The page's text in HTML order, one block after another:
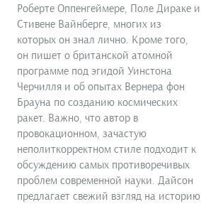
Роберте Оппенгеймере, Поле Дираке и
Стивене Вайнберге, многих из
которых он знал лично. Кроме того,
он пишет о британской атомной
программе под эгидой Уинстона
Черчилля и об опытах Вернера фон
Брауна по созданию космических
ракет. Важно, что автор в
провокационном, зачастую
неполиткорректном стиле подходит к
обсуждению самых противоречивых
проблем современной науки. Дайсон
предлагает свежий взгляд на историю